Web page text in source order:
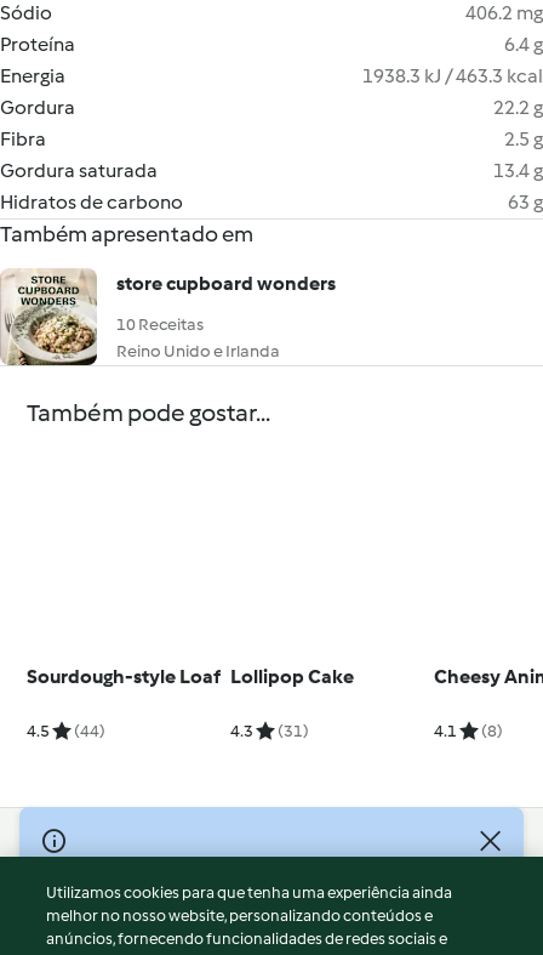
Sódio
406.2 mg
Proteína
6.4 g
Energia
1938.3 kJ / 463.3 kcal
Gordura
22.2 g
Fibra
2.5 g
Gordura saturada
13.4 g
Hidratos de carbono
63 g
Também apresentado em
store cupboard wonders
10 Receitas
Reino Unido e Irlanda
Também pode gostar...
Sourdough-style Loaf
4.5 (44)
Lollipop Cake
4.3 (31)
Cheesy
4.1 (8)
© Copyright 2026
Termos de Utilização
Aviso sobre Proteção de Dados
Utilizamos cookies para que tenha uma experiência ainda
melhor no nosso website, personalizando conteúdos e
anúncios, fornecendo funcionalidades de redes sociais e